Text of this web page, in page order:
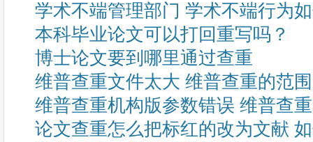
学术不端管理部门 学术不端行为
本科毕业论文可以打回重写吗？
博士论文要到哪里通过查重
维普查重文件太大 维普查重的范
维普查重机构版参数错误 维普查
论文查重怎么把标红的改为文献